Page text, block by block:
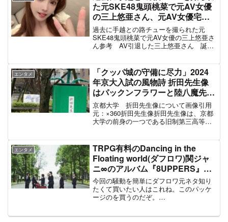
た元SKE48鬼頭桃菜で元AV女優
の三上悠亜さん、元AV女優宅に
通うジャニーズ超人気タレントと
文春砲もキスマイ千賀で総ツッコ
ミ「キスマイファンでも超人気ジ
イ千賀
過去に手越との路チューを撮られた元
SKE48鬼頭桃菜で元AV女優の三上悠亜さ
ん参考 AV引退した三上悠亜さん 誕生
亜 (@yua_mika...
エンタメ
「クッパ城の守備に尽力」2024
年京大入試の風物詩 折田先生像
はパックンフラワーと陸八魔先
生、職員は学生を停学処分にする
ため『桐島聡や猫ミーム』などの
時事ネタ豊富な煽りタテカンを証
京都大学 折田先生像について画像引用
元：×360折田先生像折田先生像は、京都
大学の前身の一つである旧制第三高等学
像。画像引用元：京都大学構内に設置さ
れていたが、派手な落...
エンタメ
TRPG有料のDancing in the
Floating world(ダフロワ)関ジャ
ニ∞のアルバム『8UPPERS』の
設定流用が発覚で炎上
今回の騒動を簡単にダフロワ元ネタ知り
たくて買いたい人はこれね。このパッケ
ージのを買うのだぞ。